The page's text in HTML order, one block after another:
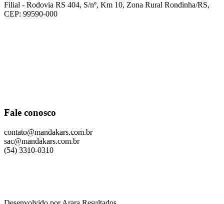
Filial - Rodovia RS 404, S/nº, Km 10, Zona Rural Rondinha/RS,
CEP: 99590-000
Fale conosco
contato@mandakars.com.br
sac@mandakars.com.br
(54) 3310-0310